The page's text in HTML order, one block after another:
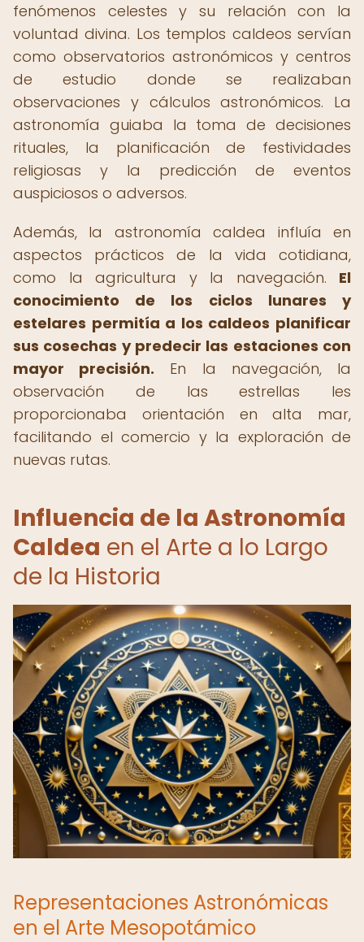
fenómenos celestes y su relación con la
voluntad divina. Los templos caldeos servían
como observatorios astronómicos y centros
de estudio donde se realizaban
observaciones y cálculos astronómicos. La
astronomía guiaba la toma de decisiones
rituales, la planificación de festividades
religiosas y la predicción de eventos
auspiciosos o adversos.
Además, la astronomía caldea influía en
aspectos prácticos de la vida cotidiana,
como la agricultura y la navegación. El
conocimiento de los ciclos lunares y
estelares permitía a los caldeos planificar
sus cosechas y predecir las estaciones con
mayor precisión. En la navegación, la
observación de las estrellas les
proporcionaba orientación en alta mar,
facilitando el comercio y la exploración de
nuevas rutas.
Influencia de la Astronomía
Caldea en el Arte a lo Largo
de la Historia
Representaciones Astronómicas
en el Arte Mesopotámico